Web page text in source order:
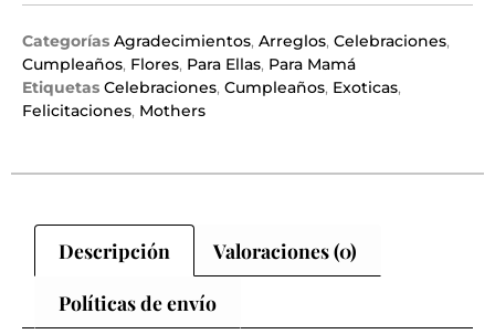
Categorías Agradecimientos, Arreglos, Celebraciones,
Cumpleaños, Flores, Para Ellas, Para Mamá
Etiquetas Celebraciones, Cumpleaños, Exoticas,
Felicitaciones, Mothers
Descripción Valoraciones (0)
Políticas de envío